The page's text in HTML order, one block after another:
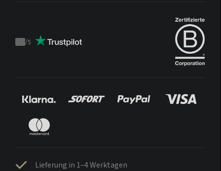
Trustpilot
/5
Lieferung in 1–4 Werktagen